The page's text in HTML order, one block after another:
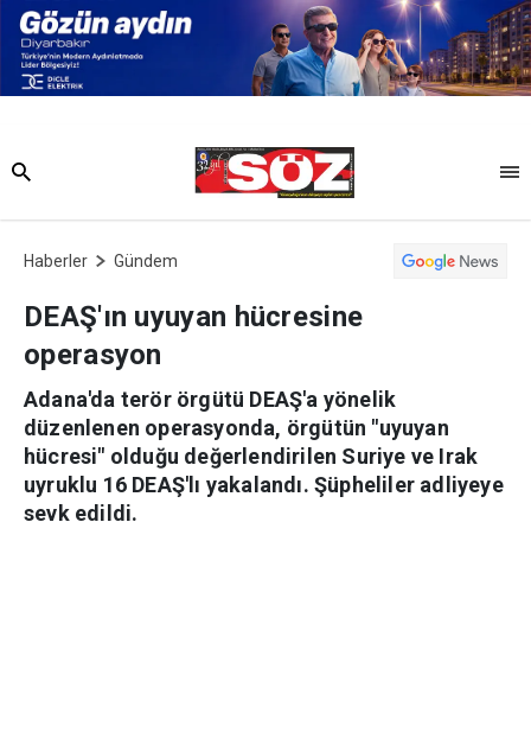
Haberler Gündem
DEAŞ'ın uyuyan hücresine
operasyon
Adana'da terör örgütü DEAŞ'a yönelik
düzenlenen operasyonda, örgütün "uyuyan
hücresi" olduğu değerlendirilen Suriye ve Irak
uyruklu 16 DEAŞ'lı yakalandı. Şüpheliler adliyeye
sevk edildi.